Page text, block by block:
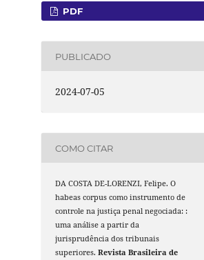
PDF
PUBLICADO
2024-07-05
COMO CITAR
DA COSTA DE-LORENZI, Felipe. O
habeas corpus como instrumento de
controle na justiça penal negociada: :
uma análise a partir da
jurisprudência dos tribunais
superiores.Revista Brasileira de